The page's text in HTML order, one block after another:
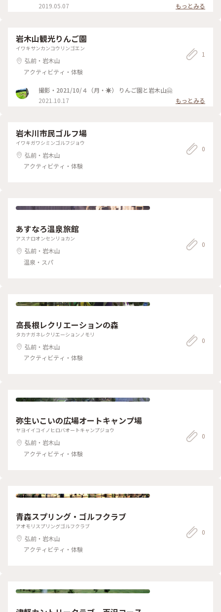
ドの焼きたても食べてみたい！ . #おいしい時間 #弘前観光 #青
森観光 #小山せんべい
2019.05.07 もっとみる
岩木山観光りんご園
イワキサンカンコウリンゴエン
弘前・岩木山
アクティビティ・体験
1
撮影・2021/10/４（月・☀️） りんご園と岩木山🤗
2021.10.17
もっとみる
岩木川市民ゴルフ場
イワキガワシミンゴルフジョウ
弘前・岩木山
アクティビティ・体験
0
あすなろ温泉旅館
アスナロオンセンリョカン
弘前・岩木山
温泉・スパ
0
高長根レクリエーションの森
タカナガネレクリエーションノモリ
弘前・岩木山
アクティビティ・体験
0
弥生いこいの広場オートキャンプ場
ヤヨイイコイノヒロバオートキャンプジョウ
弘前・岩木山
アクティビティ・体験
0
青森スプリング・ゴルフクラブ
アオモリスプリングゴルフクラブ
弘前・岩木山
アクティビティ・体験
0